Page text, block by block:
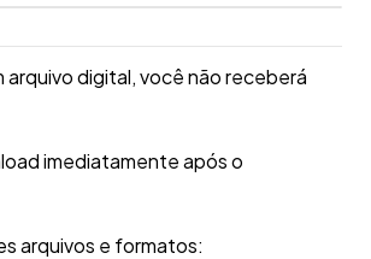
digital, você não receberá
imediatamente após o
arquivos e formatos: